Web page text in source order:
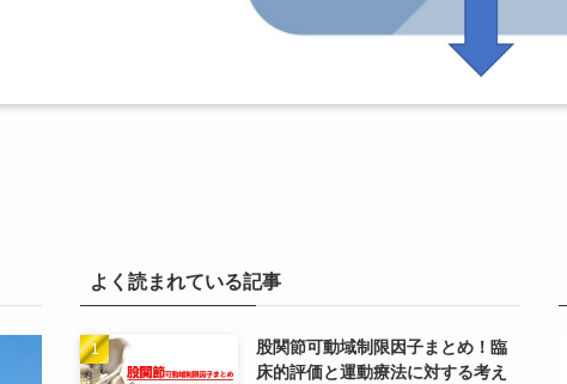
よく読まれている記事
股関節可動域制限因子まとめ！臨
床的評価と運動療法に対する考え